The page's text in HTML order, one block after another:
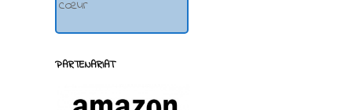
cœur
PARTENARIAT